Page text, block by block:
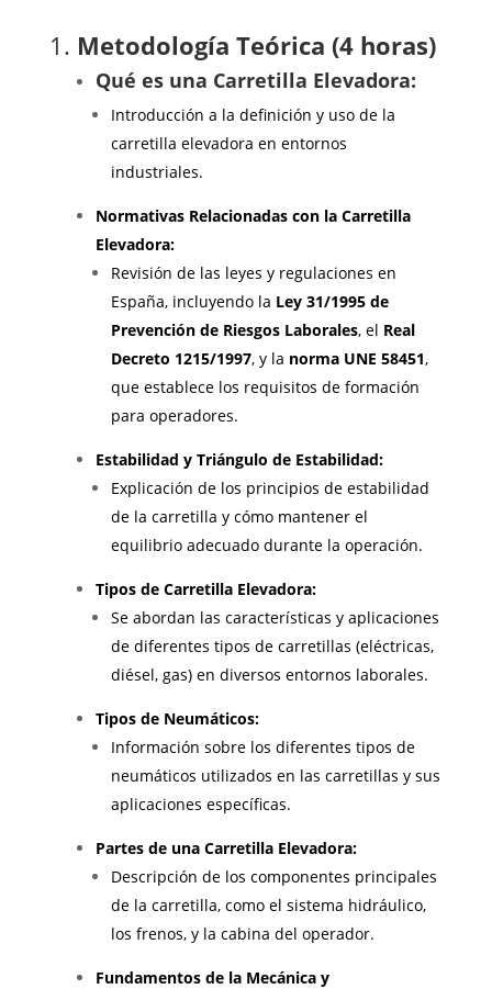
1. Metodología Teórica (4 horas)
Qué es una Carretilla Elevadora:
Introducción a la definición y uso de la
carretilla elevadora en entornos
industriales.
Normativas Relacionadas con la Carretilla
Elevadora:
Revisión de las leyes y regulaciones en
España, incluyendo la Ley 31/1995 de
Prevención de Riesgos Laborales, el Real
Decreto 1215/1997, y la norma UNE 58451,
que establece los requisitos de formación
para operadores.
Estabilidad y Triángulo de Estabilidad:
Explicación de los principios de estabilidad
de la carretilla y cómo mantener el
equilibrio adecuado durante la operación.
Tipos de Carretilla Elevadora:
Se abordan las características y aplicaciones
de diferentes tipos de carretillas (eléctricas,
diésel, gas) en diversos entornos laborales.
Tipos de Neumáticos:
Información sobre los diferentes tipos de
neumáticos utilizados en las carretillas y sus
aplicaciones específicas.
Partes de una Carretilla Elevadora:
Descripción de los componentes principales
de la carretilla, como el sistema hidráulico,
los frenos, y la cabina del operador.
Fundamentos de la Mecánica y